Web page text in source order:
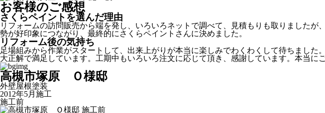
お客様のご感想
さくらペイントを選んだ理由
リフォームの訪問販売から端を発し、いろいろネットで調べて、見積もりも取りました
勢が好印象につながり、最終的にさくらペイントさんに決めました。
リフォーム後の気持ち
足場組みから作業がスタートして、出来上がりが本当に楽しみでわくわくして待ちまし
大正解で満足しています。工期中もいろいろ注文に応じて頂き、感謝しています。本当に
高槻市塚原 Ｏ様邸
外壁屋根塗装
2012年5月施工
施工前